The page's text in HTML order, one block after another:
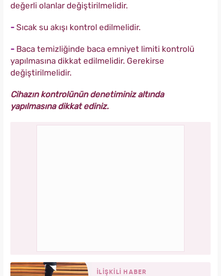
değerli olanlar değiştirilmelidir.
- Sıcak su akışı kontrol edilmelidir.
- Baca temizliğinde baca emniyet limiti kontrolü
yapılmasına dikkat edilmelidir. Gerekirse
değiştirilmelidir.
Cihazın kontrolünün denetiminiz altında
yapılmasına dikkat ediniz.
İLİŞKİLİ HABER